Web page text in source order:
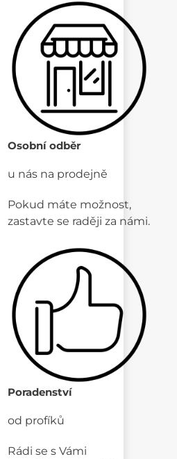
Osobní odběr
u nás na prodejně
Pokud máte možnost,
zastavte se raději za námi.
Poradenství
od profíků
Rádi se s Vámi